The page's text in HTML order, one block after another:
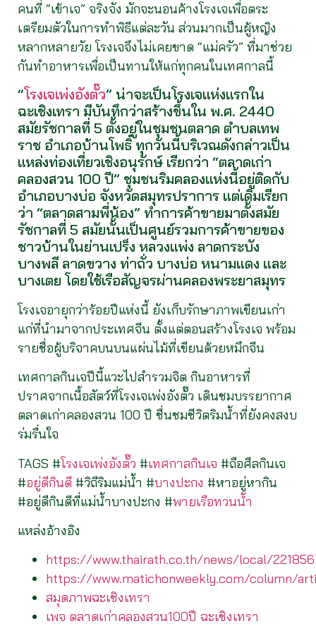
คนที่ “เข้าเจ” จริงจัง มักจะนอนค้างโรงเจเพื่อตระ
เตรียมตัวในการทำพิธีแต่ละวัน ส่วนมากเป็นผู้หญิง
หลากหลายวัย โรงเจจึงไม่เคยขาด “แม่ครัว” ที่มาช่วย
กันทำอาหารเพื่อเป็นทานให้แก่ทุกคนในเทศกาลนี้
“โรงเจเพ่งอังตั๊ว” น่าจะเป็นโรงเจแห่งแรกใน
ฉะเชิงเทรา มีบันทึกว่าสร้างขึ้นใน พ.ศ. 2440
สมัยรัชกาลที่ 5 ตั้งอยู่ในชุมชนตลาด ตำบลเทพ
ราช อำเภอบ้านโพธิ์ ทุกวันนี้บริเวณดังกล่าวเป็น
แหล่งท่องเที่ยวเชิงอนุรักษ์ เรียกว่า “ตลาดเก่า
คลองสวน 100 ปี” ชุมชนริมคลองแห่งนี้อยู่ติดกับ
อำเภอบางบ่อ จังหวัดสมุทรปราการ แต่เดิมเรียก
ว่า “ตลาดสามพี่น้อง” ทำการค้าขายมาตั้งสมัย
รัชกาลที่ 5 สมัยนั้นเป็นศูนย์รวมการค้าขายของ
ชาวบ้านในย่านเปร็ง หลวงแพ่ง ลาดกระบัง
บางพลี ลาดขวาง ท่าถั่ว บางบ่อ หนามแดง และ
บางเตย โดยใช้เรือสัญจรผ่านคลองพระยาสมุทร
โรงเจอายุกว่าร้อยปีแห่งนี้ ยังเก็บรักษาภาพเขียนเก่า
แก่ที่นำมาจากประเทศจีน ตั้งแต่ตอนสร้างโรงเจ พร้อม
รายชื่อผู้บริจาคบนบนแผ่นไม้ที่เขียนด้วยหมึกจีน
เทศกาลกินเจปีนี้แวะไปสำรวมจิต กินอาหารที่
ปราศจากเนื้อสัตว์ที่โรงเจเพ่งอังตั๊ว เดินชมบรรยากาศ
ตลาดเก่าคลองสวน 100 ปี ชื่นชมชีวิตริมน้ำที่ยังคงสงบ
ร่มรื่นใจ
TAGS #โรงเจเพ่งอังตั๊ว #เทศกาลกินเจ #ถือศีลกินเจ
#อยู่ดีกินดี #วิถีริมแม่น้ำ #บางปะกง #หาอยู่หากิน
#อยู่ดีกินดีที่แม่น้ำบางปะกง #พายเรือทวนน้ำ
แหล่งอ้างอิง
https://www.thairath.co.th/news/local/
https://www.matichonweekly.com/column/
สมุดภาพฉะเชิงเทรา
เพจ ตลาดเก่าคลองสวน100ปี ฉะเชิงเทรา